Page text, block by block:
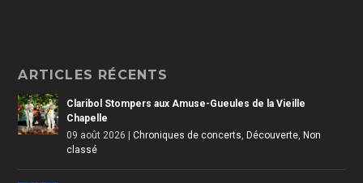
ARTICLES RÉCENTS
Claribol Stompers aux Amuse-Gueules de la Vieille
Chapelle
09 août 2026
|Chroniques de concerts, Découverte, Non
classé